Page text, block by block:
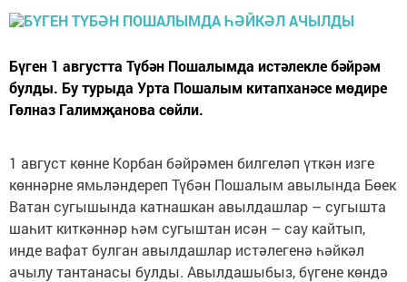
Бүген 1 августта Түбән Пошалымда истәлекле бәйрәм
булды. Бу турыда Урта Пошалым китапханәсе мөдире
Гөлназ Галимҗанова сөйли.
1 август көнне Корбан бәйрәмен билгеләп үткән изге
көннәрне ямьләндереп Түбән Пошалым авылында Бөек
Ватан сугышында катнашкан авылдашлар – сугышта
шаһит киткәннәр һәм сугыштан исән – сау кайтып,
инде вафат булган авылдашлар истәлегенә һәйкәл
ачылу тантанасы булды. Авылдашыбыз, бүгене көндә